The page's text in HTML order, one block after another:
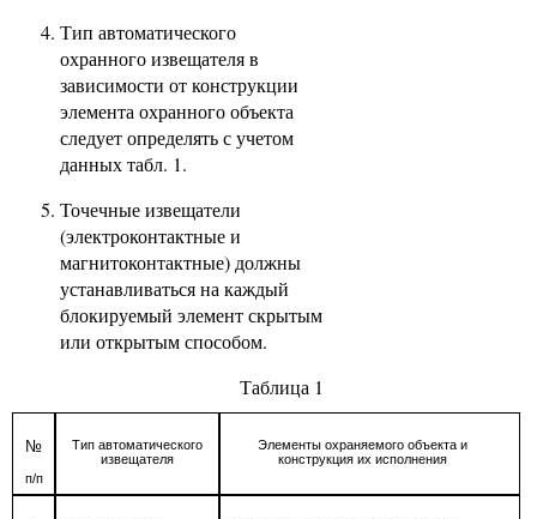
Тип автоматического
охранного извещателя в
зависимости от конструкции
элемента охранного объекта
следует определять с учетом
данных табл. 1.
Точечные извещатели
(электроконтактные и
магнитоконтактные) должны
устанавливаться на каждый
блокируемый элемент скрытым
или открытым способом.
Таблица 1
№
п/п
Тип автоматического
извещателя
Элементы охраняемого объекта и
конструкция их исполнения